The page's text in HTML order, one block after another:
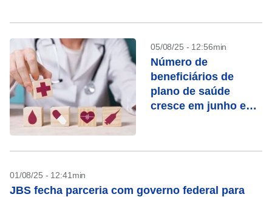
05/08/25 - 12:56min
Número de
beneficiários de
plano de saúde
cresce em junho e
01/08/25 - 12:41min
JBS fecha parceria com governo federal para